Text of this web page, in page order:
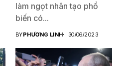
làm ngọt nhân tạo phổ
biến có...
BYPHƯƠNG LINH 30/06/2023